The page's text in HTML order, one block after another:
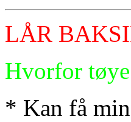
LÅR
Hvorfor
* Kan få